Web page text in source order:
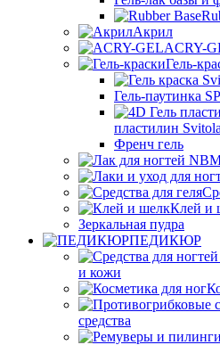
Акрил
ACRY-
Гель-
Гель-паутинка
пластилин
Френч гель
Клей и
Зеркальная пудра
ПЕДИКЮР
и кожи
средства